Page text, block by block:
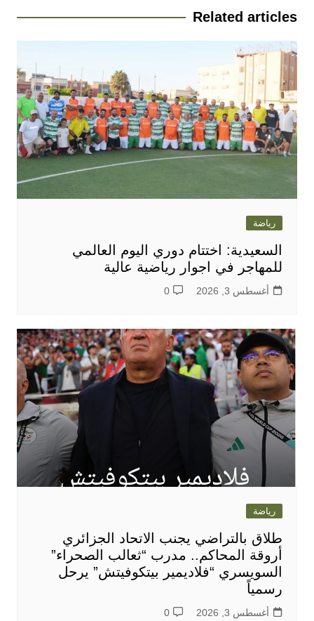
Related articles
رياضة
السعيدية: اختتام دوري اليوم العالمي
للمهاجر في اجوار رياضية عالية
أغسطس 3, 2026 0
رياضة
طلاق بالتراضي يجنب الاتحاد الجزائري
أروقة المحاكم.. مدرب “ثعالب الصحراء”
السويسري “فلاديمير بيتكوفيتش” يرحل
رسمياً
أغسطس 3, 2026 0